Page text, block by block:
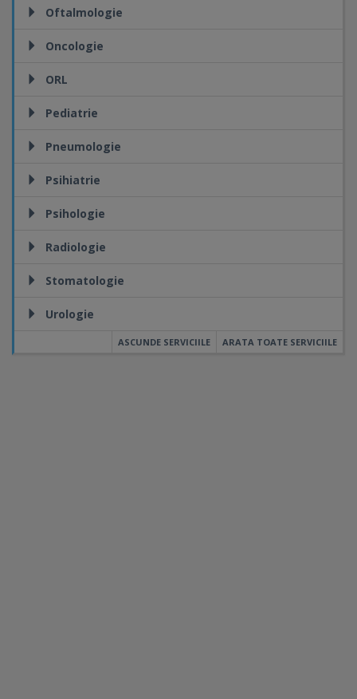
Oftalmologie
Oncologie
ORL
Pediatrie
Pneumologie
Psihiatrie
Psihologie
Radiologie
Stomatologie
Urologie
ARATA TOATE SERVICIILE
ASCUNDE SERVICIILE